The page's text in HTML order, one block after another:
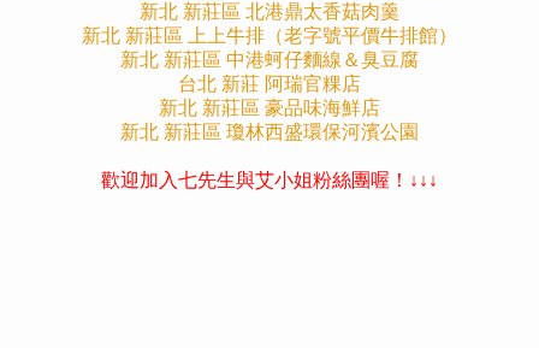
新北 新莊區 北港鼎太香菇肉羹
新北 新莊區 上上牛排（老字號平價牛排館）
新北 新莊區 中港蚵仔麵線＆臭豆腐
台北 新莊 阿瑞官粿店
新北 新莊區 豪品味海鮮店
新北 新莊區 瓊林西盛環保河濱公園
歡迎加入七先生與艾小姐粉絲團喔！↓↓↓